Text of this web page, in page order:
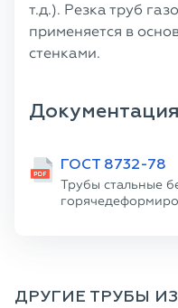
т.д.). Резка труб
применяется в
стенками.
Документация
ГОСТ 8732-78
Трубы стальные
ДРУГИЕ ТРУБЫ